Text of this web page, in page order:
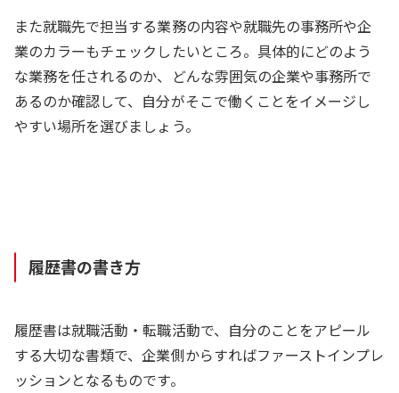
また就職先で担当する業務の内容や就職先の事務所や企
業のカラーもチェックしたいところ。具体的にどのよう
な業務を任されるのか、どんな雰囲気の企業や事務所で
あるのか確認して、自分がそこで働くことをイメージし
やすい場所を選びましょう。
履歴書の書き方
履歴書は就職活動・転職活動で、自分のことをアピール
する大切な書類で、企業側からすればファーストインプレ
ッションとなるものです。